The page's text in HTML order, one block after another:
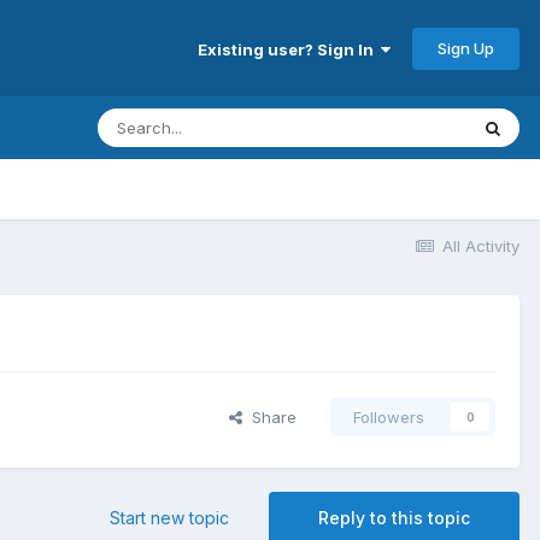
Existing user? Sign In Sign Up
All Activity
Share Followers 0
Reply to this topic
Start new topic